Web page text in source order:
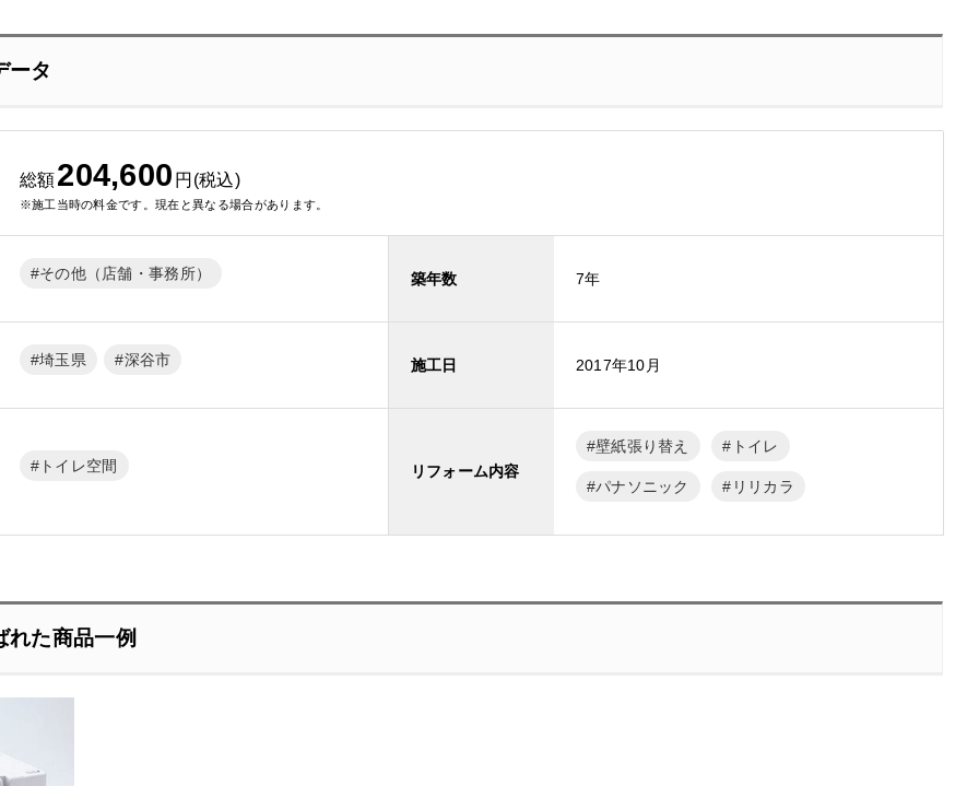
ータ
総額204,600 円(税込)
※施工当時の料金です。現在と異なる場合があります。
その他（店舗・事務所） 築年数 7年
埼玉県 深谷市 施工日 2017年10月
トイレ空間 リフォーム内容
壁紙張り替え トイレ
パナソニック リリカラ
れた商品一例